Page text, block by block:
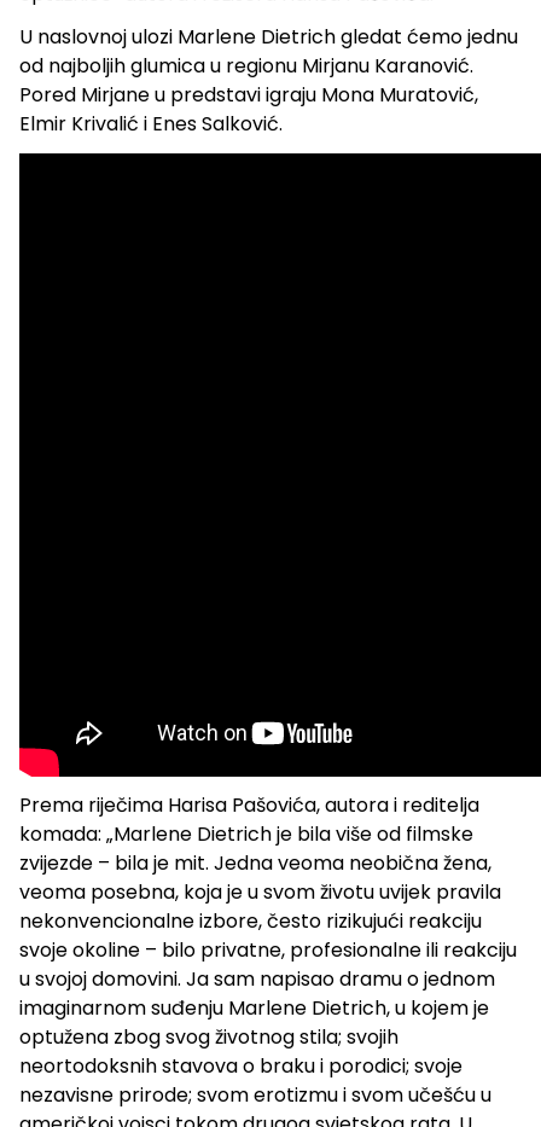
U naslovnoj ulozi Marlene Dietrich gledat ćemo jednu
od najboljih glumica u regionu Mirjanu Karanović.
Pored Mirjane u predstavi igraju Mona Muratović,
Elmir Krivalić i Enes Salković.
Prema riječima Harisa Pašovića, autora i reditelja
komada: „Marlene Dietrich je bila više od filmske
zvijezde – bila je mit. Jedna veoma neobična žena,
veoma posebna, koja je u svom životu uvijek pravila
nekonvencionalne izbore, često rizikujući reakciju
svoje okoline – bilo privatne, profesionalne ili reakciju
u svojoj domovini. Ja sam napisao dramu o jednom
imaginarnom suđenju Marlene Dietrich, u kojem je
optužena zbog svog životnog stila; svojih
neortodoksnih stavova o braku i porodici; svoje
nezavisne prirode; svom erotizmu i svom učešću u